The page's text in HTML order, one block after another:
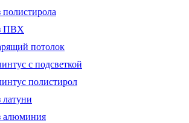
полистирола
ПВХ
потолок
с подсветкой
полистирол
латуни
алюминия